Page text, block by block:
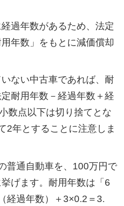
過年数があるため、法定
年数」をもとに減価償却
ない中古車であれば、耐
耐用年数－経過年数＋経
数点以下は切り捨てとな
2年とすることに注意しま
普通自動車を、100万円で
げます。耐用年数は「6
経過年数）＋3×0.2＝3.